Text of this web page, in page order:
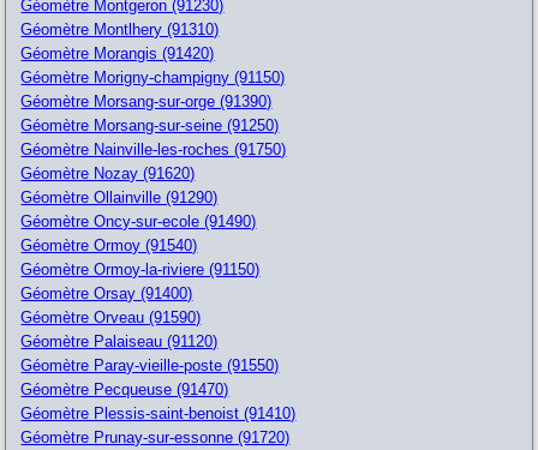
Géomètre Montgeron (91230)
Géomètre Montlhery (91310)
Géomètre Morangis (91420)
Géomètre Morigny-champigny (91150)
Géomètre Morsang-sur-orge (91390)
Géomètre Morsang-sur-seine (91250)
Géomètre Nainville-les-roches (91750)
Géomètre Nozay (91620)
Géomètre Ollainville (91290)
Géomètre Oncy-sur-ecole (91490)
Géomètre Ormoy (91540)
Géomètre Ormoy-la-riviere (91150)
Géomètre Orsay (91400)
Géomètre Orveau (91590)
Géomètre Palaiseau (91120)
Géomètre Paray-vieille-poste (91550)
Géomètre Pecqueuse (91470)
Géomètre Plessis-saint-benoist (91410)
Géomètre Prunay-sur-essonne (91720)